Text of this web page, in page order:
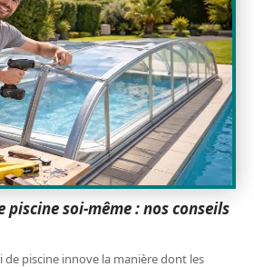
piscine soi-même : nos conseils
piscine innove la manière dont les